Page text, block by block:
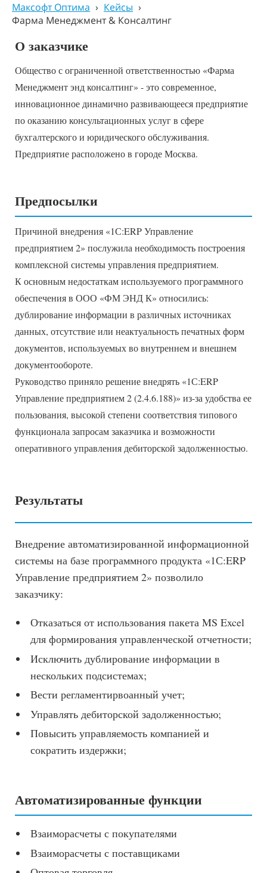
Максофт Оптима › Кейсы ›
Фарма Менеджмент & Консалтинг
О заказчике
Общество с ограниченной ответственностью «Фарма
Менеджмент энд консалтинг» - это современное,
инновационное динамично развивающееся предприятие
по оказанию консультационных услуг в сфере
бухгалтерского и юридического обслуживания.
Предприятие расположено в городе Москва.
Предпосылки
Причиной внедрения «1С:ERP Управление
предприятием 2» послужила необходимость построения
комплексной системы управления предприятием.
К основным недостаткам используемого программного
обеспечения в ООО «ФМ ЭНД К» относились:
дублирование информации в различных источниках
данных, отсутствие или неактуальность печатных форм
документов, используемых во внутреннем и внешнем
документообороте.
Руководство приняло решение внедрять «1С:ERP
Управление предприятием 2 (2.4.6.188)» из-за удобства ее
пользования, высокой степени соответствия типового
функционала запросам заказчика и возможности
оперативного управления дебиторской задолженностью.
Результаты
Внедрение автоматизированной информационной
системы на базе программного продукта «1С:ERP
Управление предприятием 2» позволило
заказчику:
Отказаться от использования пакета MS Excel
для формирования управленческой отчетности;
Исключить дублирование информации в
нескольких подсистемах;
Вести регламентирвоанный учет;
Управлять дебиторской задолженностью;
Повысить управляемость компанией и
сократить издержки;
Автоматизированные функции
Взаиморасчеты с покупателями
Взаиморасчеты с поставщиками